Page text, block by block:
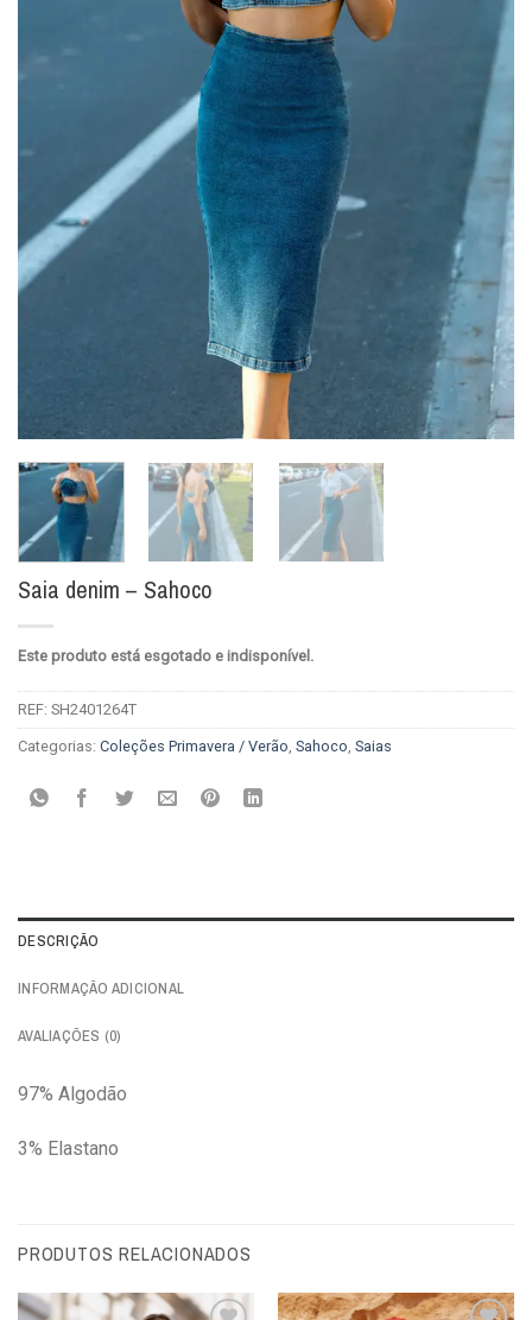
Saia denim – Sahoco
Este produto está esgotado e indisponível.
REF: SH2401264T
Categorias: Coleções Primavera / Verão, Sahoco, Saias
DESCRIÇÃO
INFORMAÇÃO ADICIONAL
AVALIAÇÕES (0)
97% Algodão
3% Elastano
PRODUTOS RELACIONADOS